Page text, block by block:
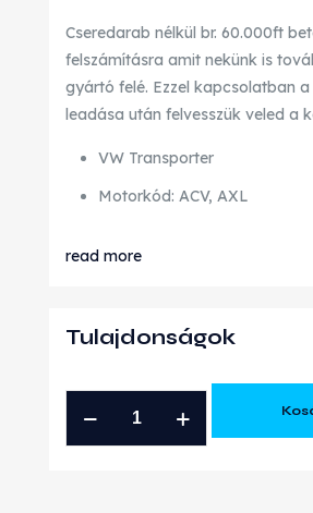
Cseredarab nélkül br. 60.000ft
felszámításra amit nekünk is
gyártó felé. Ezzel kapcsolatban a
leadása után felvesszük veled a
VW Transporter
Motorkód: ACV, AXL
read more
Tulajdonságok
TRANSPORTER